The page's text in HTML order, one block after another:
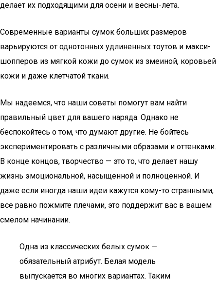
делает их подходящими для осени и весны-лета.
Современные варианты сумок больших размеров
варьируются от однотонных удлиненных тоутов и макси-
шопперов из мягкой кожи до сумок из змеиной, коровьей
кожи и даже клетчатой ткани.
Мы надеемся, что наши советы помогут вам найти
правильный цвет для вашего наряда. Однако не
беспокойтесь о том, что думают другие. Не бойтесь
экспериментировать с различными образами и оттенками.
В конце концов, творчество — это то, что делает нашу
жизнь эмоциональной, насыщенной и полноценной. И
даже если иногда наши идеи кажутся кому-то странными,
все равно пожмите плечами, это поддержит вас в вашем
смелом начинании.
Одна из классических белых сумок —
обязательный атрибут. Белая модель
выпускается во многих вариантах. Таким